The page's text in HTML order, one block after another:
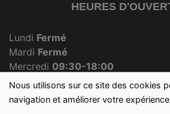
Nous utilisons sur ce site des cookies
navigation et améliorer votre
HEURES
Lundi Fermé
Mardi Fermé
Mercredi 09:30-18:00
JeudiFermé
Vendredi 09:30-18:00